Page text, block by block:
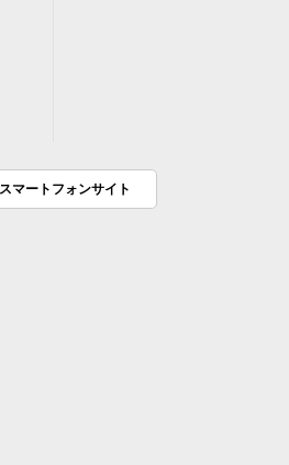
スマートフォンサイト